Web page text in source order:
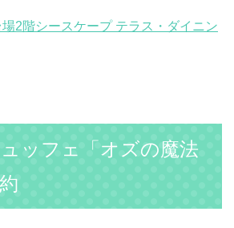
2階シースケープ テラス・ダイニン
ッフェ「オズの魔法